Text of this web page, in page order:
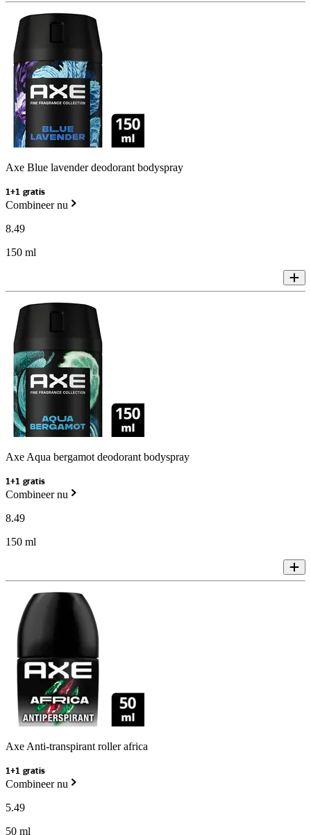
Axe Blue lavender deodorant bodyspray
1+1 gratis
Combineer nu
8.49
150 ml
Axe Aqua bergamot deodorant bodyspray
1+1 gratis
Combineer nu
8.49
150 ml
Axe Anti-transpirant roller africa
1+1 gratis
Combineer nu
5.49
50 ml